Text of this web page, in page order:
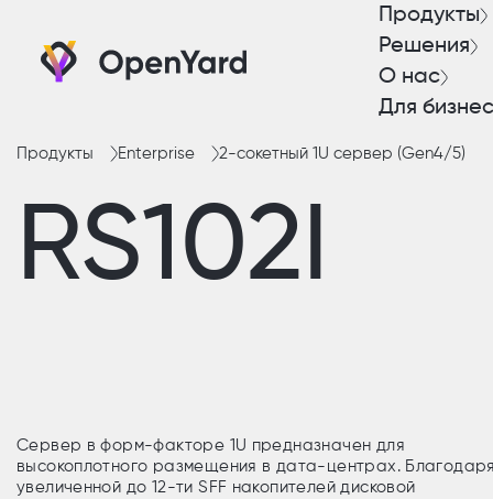
Продукты
Решения
О нас
Для
Продукты Enterprise 2-сокетный 1U сервер (Gen4/5)
RS102I
Сервер в форм-факторе 1U предназначен для
высокоплотного размещения в дата-центрах.
увеличенной до 12-ти SFF накопителей дисковой